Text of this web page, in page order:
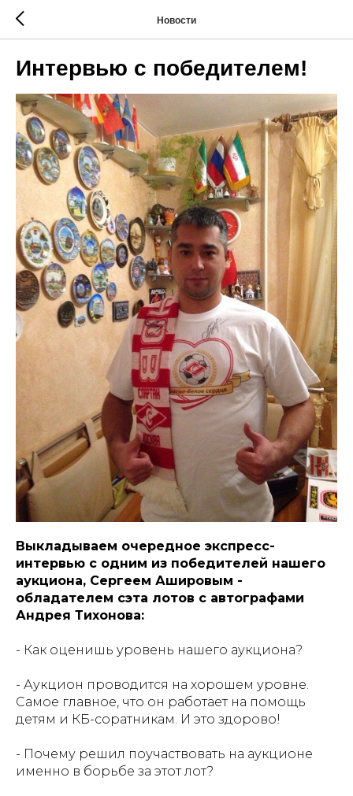
Новости
Интервью с победителем!
Выкладываем очередное экспресс-
интервью с одним из победителей нашего
аукциона, Сергеем Ашировым -
обладателем сэта лотов с автографами
Андрея Тихонова:
- Как оценишь уровень нашего аукциона?
- Аукцион проводится на хорошем уровне.
Самое главное, что он работает на помощь
детям и КБ-соратникам. И это здорово!
- Почему решил поучаствовать на аукционе
именно в борьбе за этот лот?